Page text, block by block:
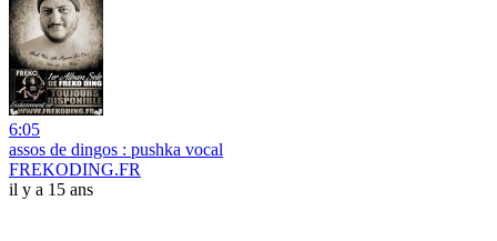
6:05
assos de dingos : pushka vocal
FREKODING.FR
il y a 15 ans